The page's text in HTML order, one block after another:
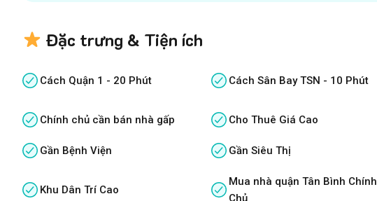
Đặc trưng & Tiện ích
Cách Quận 1 - 20 Phút Cách Sân Bay TSN - 10 Phút
Chính chủ cần bán nhà gấp Cho Thuê Giá Cao
Gần Bệnh Viện Gần Siêu Thị
Khu Dân Trí Cao
Mua nhà quận Tân Bình Chính
Chủ